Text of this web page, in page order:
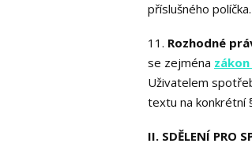
příslušného
11. Rozhodné
se zejména
Uživatelem
textu na konkrétní
II. SDĚLENÍ PRO